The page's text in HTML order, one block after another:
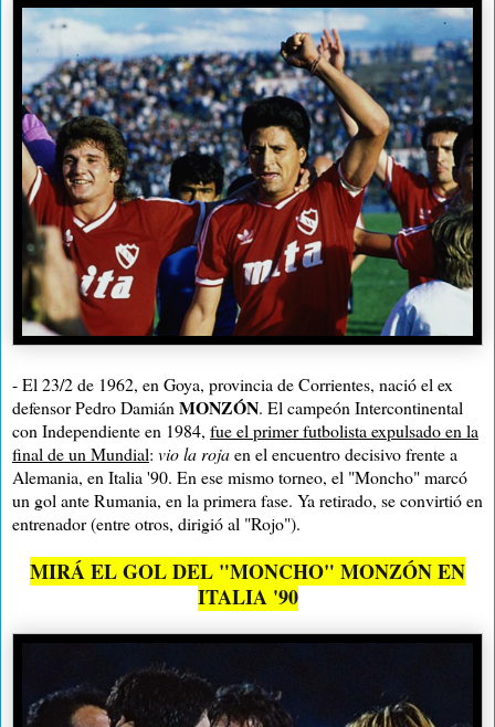
- El 23/2 de 1962, en Goya, provincia de Corrientes, nació el ex
defensor Pedro Damián MONZÓN. El campeón Intercontinental
con Independiente en 1984, fue el primer futbolista expulsado en la
final de un Mundial: vio la rojaen el encuentro decisivo frente a
Alemania, en Italia '90. En ese mismo torneo, el "Moncho" marcó
un gol ante Rumania, en la primera fase. Ya retirado, se convirtió en
entrenador (entre otros, dirigió al "Rojo").
MIRÁ EL GOL DEL "MONCHO" MONZÓN EN
ITALIA '90